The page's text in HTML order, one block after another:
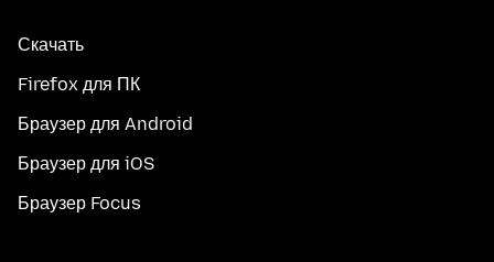
Скачать
Firefox для ПК
Браузер для Android
Браузер для iOS
Браузер Focus